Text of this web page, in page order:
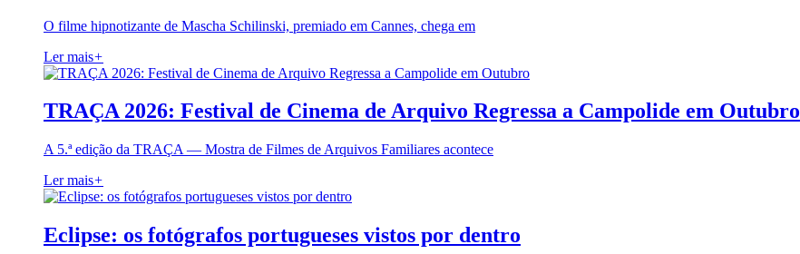
O filme hipnotizante de Mascha Schilinski, premiado em Cannes, chega em
Ler mais+
TRAÇA 2026: Festival de Cinema de Arquivo Regressa a Campolide em Outubro
A 5.ª edição da TRAÇA — Mostra de Filmes de Arquivos Familiares acontece
Ler mais+
Eclipse: os fotógrafos portugueses vistos por dentro